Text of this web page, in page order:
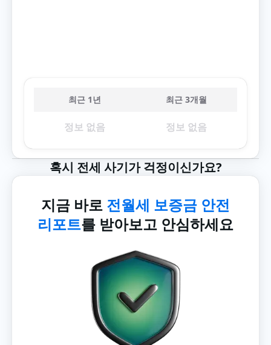
최근 1년 최근 3개월
정보 없음 정보 없음
혹시 전세 사기가 걱정이신가요?
지금 바로 전월세 보증금 안전
리포트를 받아보고 안심하세요